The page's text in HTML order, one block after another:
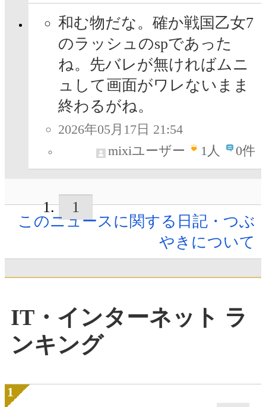
和む物だな。確か戦国乙女7
のラッシュのspであった
ね。先バレが無ければムニ
ュして画面がワレないまま
終わるがね。
2026年05月17日 21:54
mixiユーザー
1人 0件
1
このニュースに関する日記・つぶ
やきについて
IT・インターネット ラ
ンキング